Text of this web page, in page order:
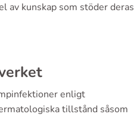
av kunskap som stöder deras
enligt
tillstånd såsom